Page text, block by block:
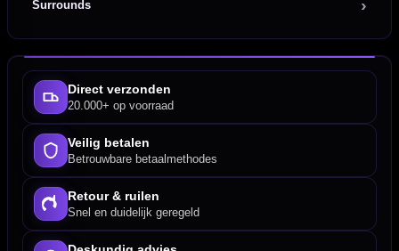
Surrounds
Direct verzonden
20.000+ op voorraad
Veilig betalen
Betrouwbare betaalmethodes
Retour & ruilen
Snel en duidelijk geregeld